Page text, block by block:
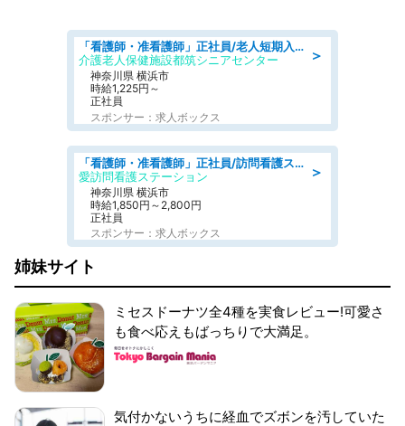
＞
「看護師・准看護師」正社員/老人短期入所施設
介護老人保健施設都筑シニアセンター
神奈川県 横浜市
時給1,225円～
正社員
スポンサー：求人ボックス
＞
「看護師・准看護師」正社員/訪問看護ステーション/正看護師
愛訪問看護ステーション
神奈川県 横浜市
時給1,850円～2,800円
正社員
スポンサー：求人ボックス
姉妹サイト
ミセスドーナツ全4種を実食レビュー!可愛さ
も食べ応えもばっちりで大満足。
気付かないうちに経血でズボンを汚していた